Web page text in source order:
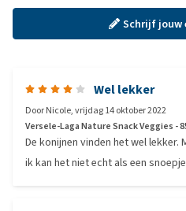
Schrijf jouw
Wel lekker
DoorNicole,vrijdag 14 oktober 2022
Versele-Laga Nature Snack Veggies -
De konijnen vinden het wel lekker.
ik kan het niet echt als een